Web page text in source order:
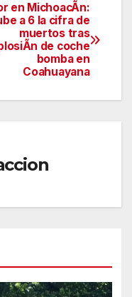
en MichoacÃn:
a 6 la cifra de
muertos tras
de coche
bomba en
Coahuayana